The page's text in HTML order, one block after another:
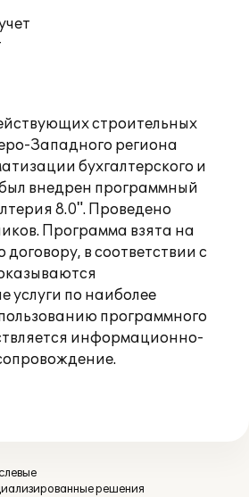
строительных
Западного региона
бухгалтерского и
был внедрен программный
8.0". Проведено
Программа взята на
в соответствии с
услуги по наиболее
программного
информационно-
решения